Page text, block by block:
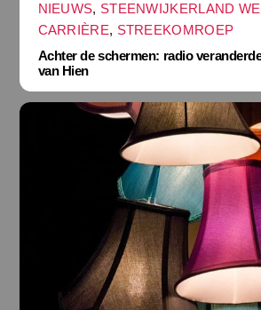
NIEUWS, STEENWIJKERLAND
CARRIÈRE, STREEKOMROEP
Achter de schermen: radio
van Hien